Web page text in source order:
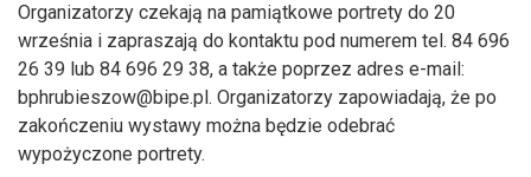
Organizatorzy czekają na pamiątkowe portrety do 20
września i zapraszają do kontaktu pod numerem tel. 84 696
26 39 lub 84 696 29 38, a także poprzez adres e-mail:
bphrubieszow@bipe.pl. Organizatorzy zapowiadają, że po
zakończeniu wystawy można będzie odebrać
wypożyczone portrety.